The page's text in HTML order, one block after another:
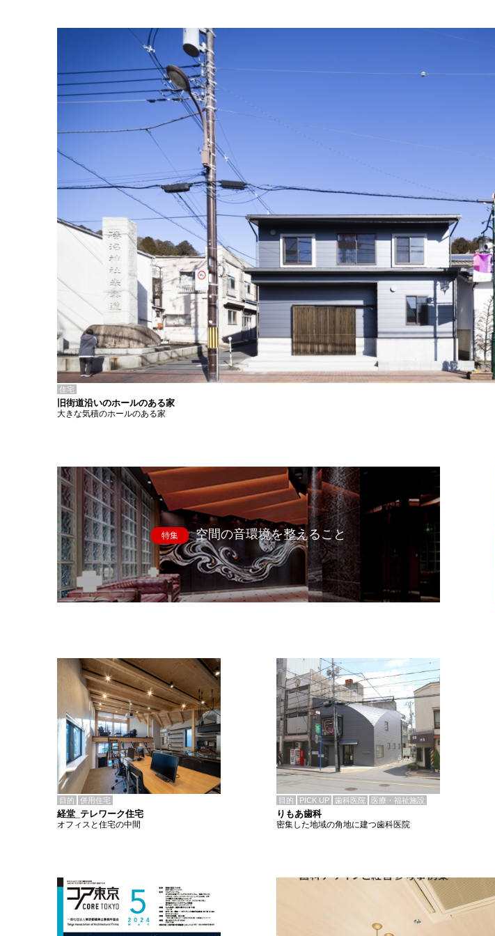
住宅
旧街道沿いのホールのある家
大きな気積のホールのある家
特集 空間の音環境を整えること
目的 併用住宅
経堂_テレワーク住宅
オフィスと住宅の中間
目的 PICK UP 歯科医院 医療・福祉施設
りもあ歯科
密集した地域の角地に建つ歯科医院